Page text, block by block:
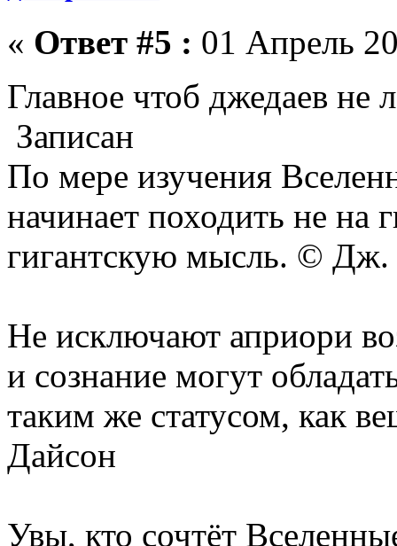
« Ответ #5 : 01 Апрель
Главное чтоб джедаев не
Записан
По мере изучения
начинает походить не на
гигантскую мысль. ©
Не исключают априори
и сознание могут
таким же статусом, как
Дайсон
Увы, кто сочтёт